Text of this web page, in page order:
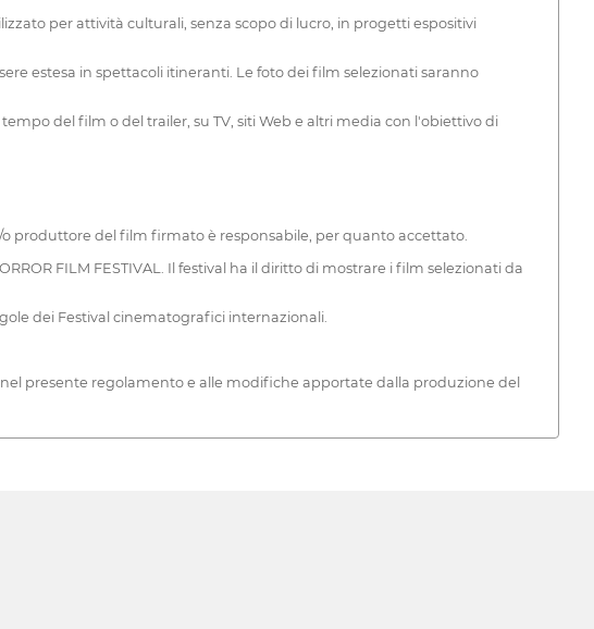
per attività culturali, senza scopo di lucro, in progetti espositivi
estesa in spettacoli itineranti. Le foto dei film selezionati saranno
del film o del trailer, su TV, siti Web e altri media con l'obiettivo di
produttore del film firmato è responsabile, per quanto accettato.
FILM FESTIVAL. Il festival ha il diritto di mostrare i film selezionati da
dei Festival cinematografici internazionali.
nel presente regolamento e alle modifiche apportate dalla produzione del